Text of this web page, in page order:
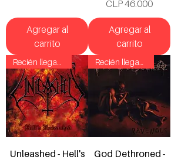
Agregar al
carrito
Precio
CLP 46.000
Agregar al
carrito
Unleashed - Hell's
God Dethroned -